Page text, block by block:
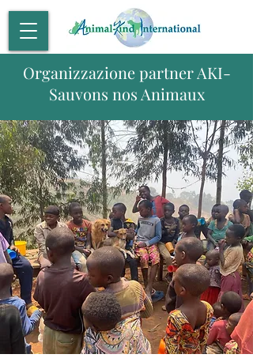
Organizzazione partner AKI-
Sauvons nos Animaux